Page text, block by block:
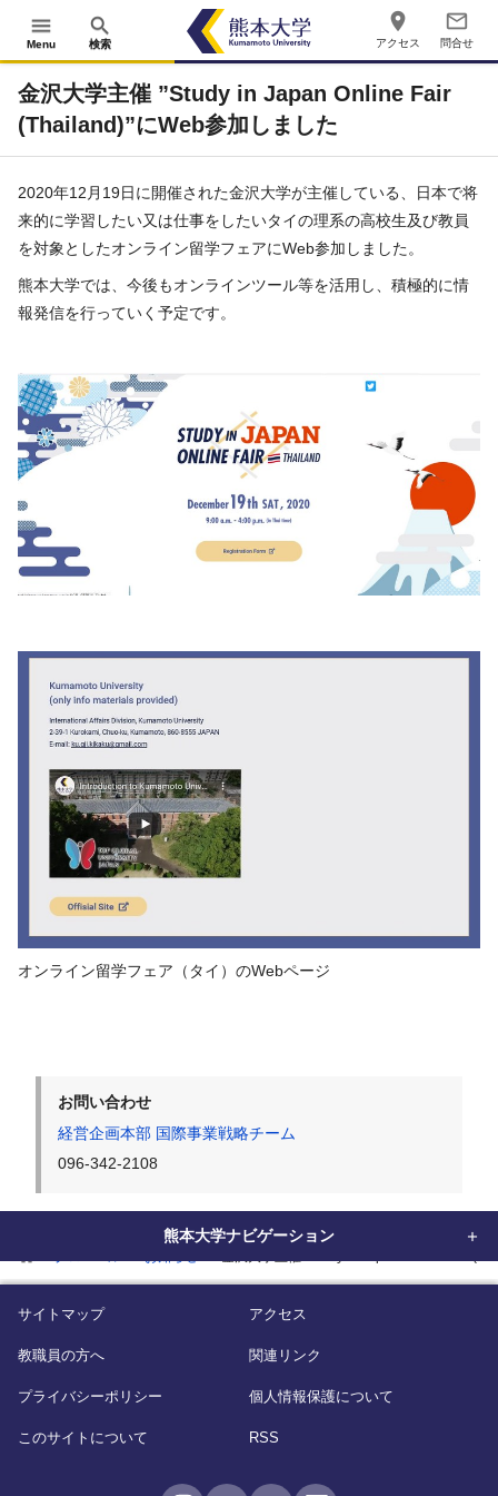
menu
Menu
search
検索
place
アクセス
mail_outline
問合せ
home
金沢大学主催 ”Study in Japan Online Fair
(Thailand)”にWeb参加しました
2020年12 月 19日に開催された金沢大学が主催している、日本で将
来的に学習したい又は仕事をしたいタイの理系の高校生及び教員
を対象としたオンライン留学フェアにWeb参加しました。
熊本大学では、今後もオンラインツール等を活用し、積極的に情
報発信を行っていく予定です。
オンライン留学フェア（タイ）のWebページ
お問い合わせ
経営企画本部 国際事業戦略チーム
096-342-2108
熊本大学ナビゲーション
サイトマップ アクセス
教職員の方へ 関連リンク
プライバシーポリシー 個人情報保護について
このサイトについて RSS